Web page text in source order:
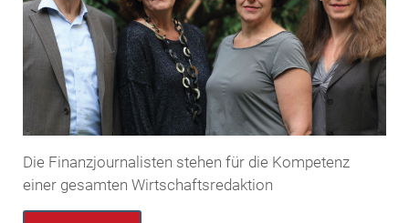
Die Finanzjournalisten stehen für die Kompetenz
einer gesamten Wirtschaftsredaktion